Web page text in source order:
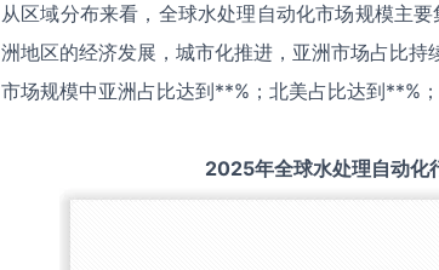
从区域分布来看，全球水处理自动化市场规模主
洲地区的经济发展，城市化推进，亚洲市场占比
市场规模中亚洲占比达到**%；北美占比达到**%
2025年全球水处理自动化